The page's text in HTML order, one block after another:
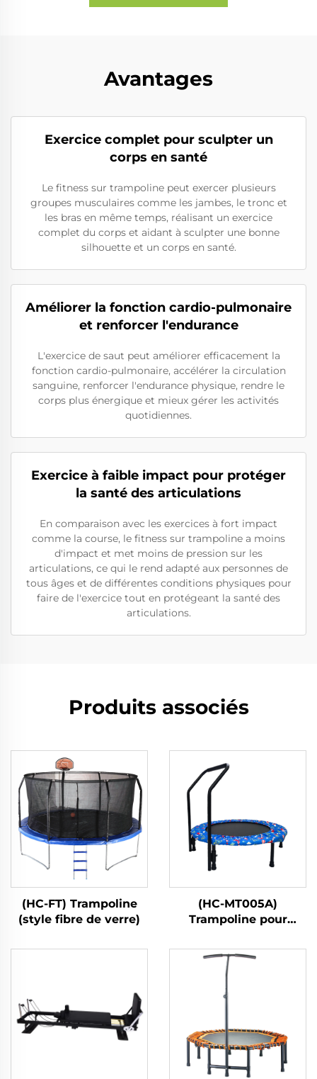
Avantages
Exercice complet pour sculpter un
corps en santé
Le fitness sur trampoline peut exercer plusieurs
groupes musculaires comme les jambes, le tronc et
les bras en même temps, réalisant un exercice
complet du corps et aidant à sculpter une bonne
silhouette et un corps en santé.
Améliorer la fonction cardio-pulmonaire
et renforcer l'endurance
L'exercice de saut peut améliorer efficacement la
fonction cardio-pulmonaire, accélérer la circulation
sanguine, renforcer l'endurance physique, rendre le
corps plus énergique et mieux gérer les activités
quotidiennes.
Exercice à faible impact pour protéger
la santé des articulations
En comparaison avec les exercices à fort impact
comme la course, le fitness sur trampoline a moins
d'impact et met moins de pression sur les
articulations, ce qui le rend adapté aux personnes de
tous âges et de différentes conditions physiques pour
faire de l'exercice tout en protégeant la santé des
articulations.
Produits associés
(HC-FT) Trampoline
(style fibre de verre)
(HC-MT005A)
Trampoline pour